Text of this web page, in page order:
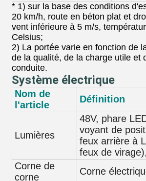
* 1) sur la base des conditions
20 km/h, route en béton plat et
vent inférieure à 5 m/s,
Celsius;
2) La portée varie en fonction de
de la qualité, de la charge utile et
conduite.
Système électrique
Nom de
l'article
Définition
Lumières
48V, phare
voyant de
feux arrière à
feux de virage),
Corne de
corne
Corne